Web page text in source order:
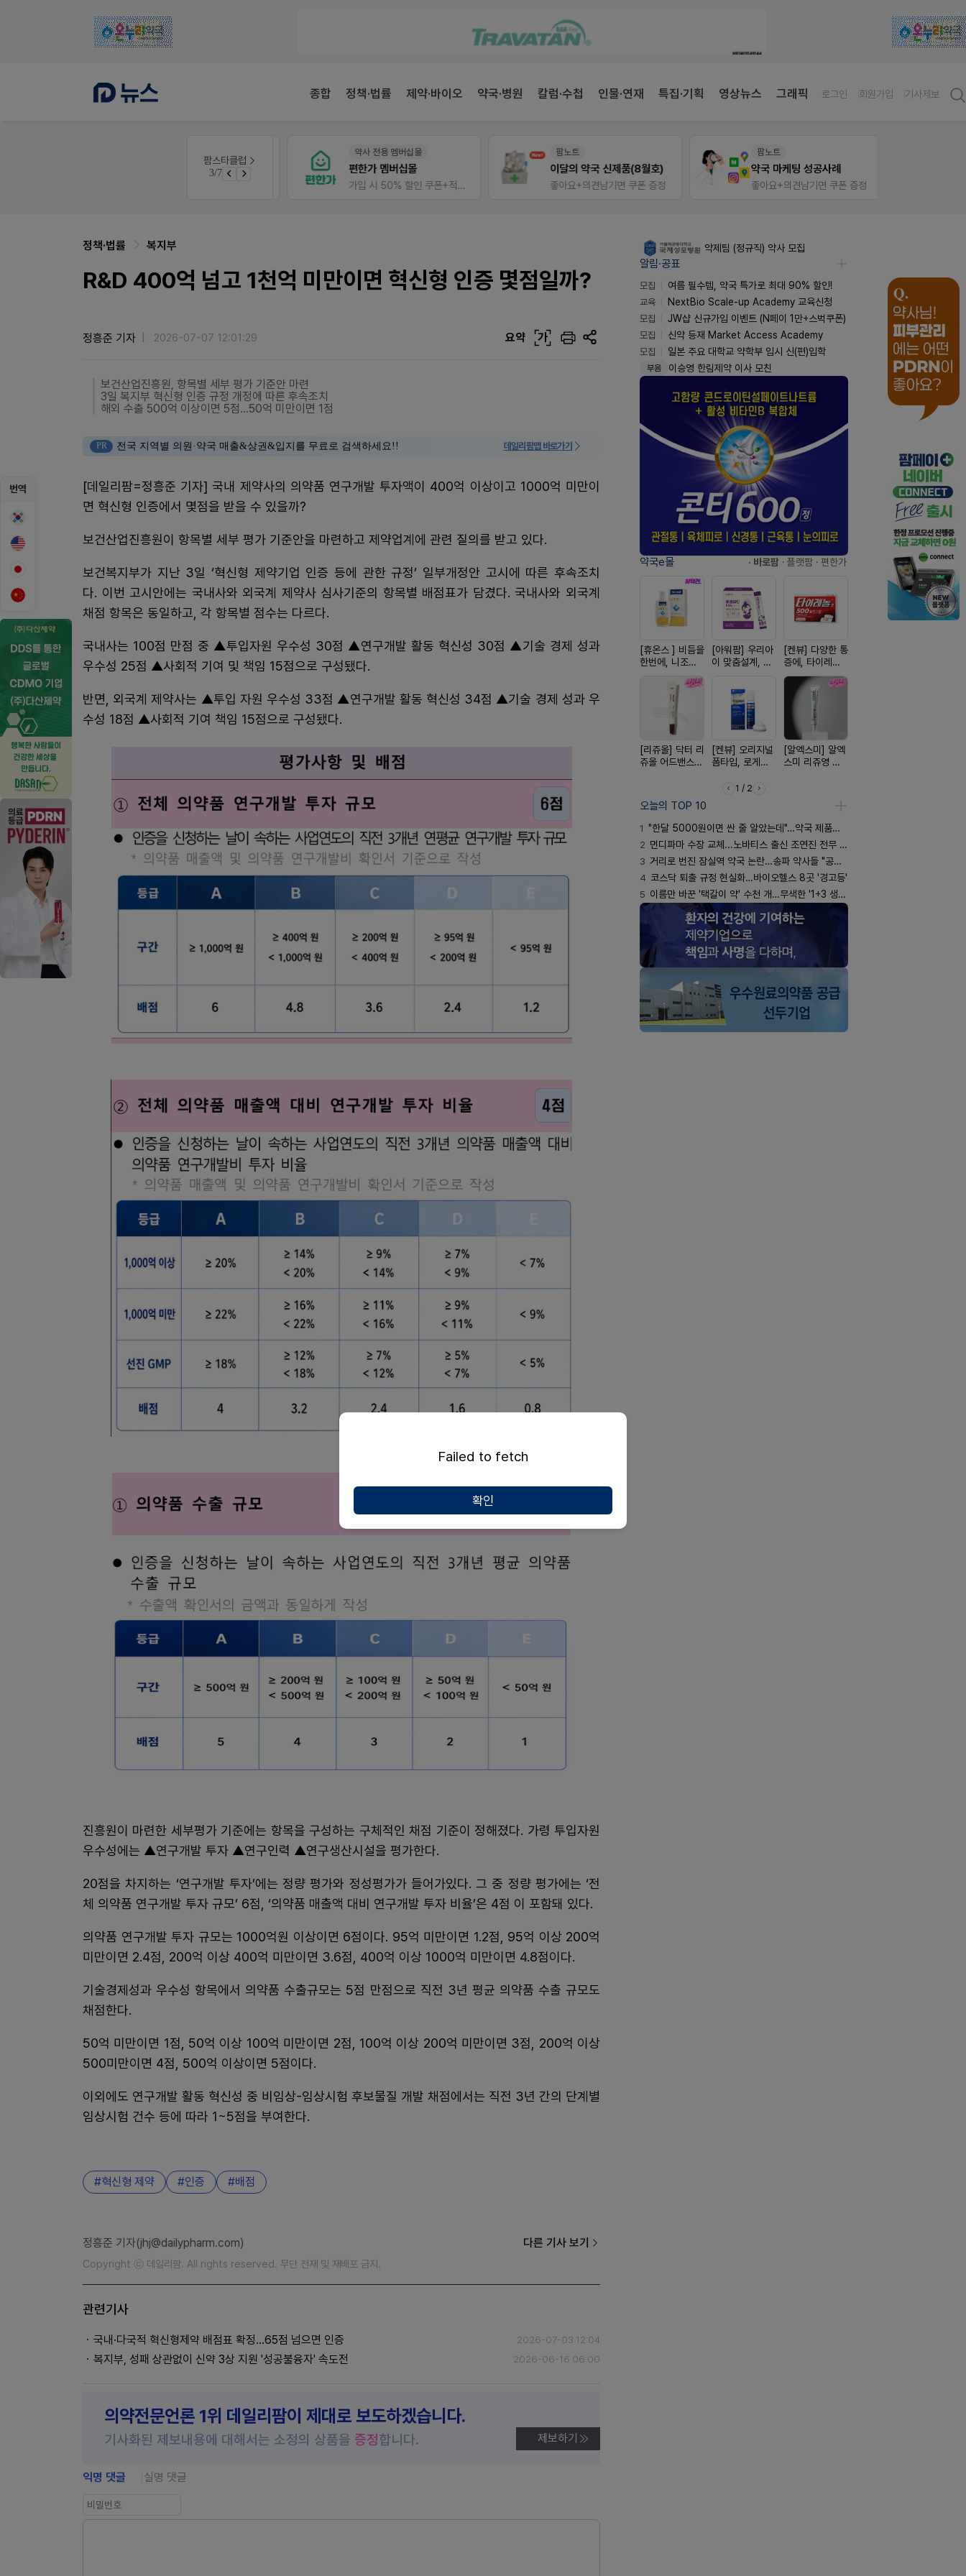
종합 정책·법률 제약·바이오 약국·병원 칼럼·수첩 인물·연재 특집·기획 영상뉴스 그래픽 로그인 회원가입 기사제보
팜스타클럽
3/7
근육통은 오래가니깐!
약사 전용 멤버십몰
편한가 멤버십몰
가입 시 50% 할인 쿠폰+적립금까지!
팜노트
이달의 약국 신제품(8월호)
좋아요+의견남기면 쿠폰 증정
팜노트
약국 마케팅 성공사례
좋아요+의견남기면 쿠폰 증정
번역
정책·법률 복지부
R&D 400억 넘고 1천억 미만이면 혁신형 인증 몇점일까?
정흥준 기자 2026-07-07 12:01:29 요약 가
보건산업진흥원, 항목별 세부 평가 기준안 마련
3일 복지부 혁신형 인증 규정 개정에 따른 후속조치
해외 수출 500억 이상이면 5점...50억 미만이면 1점
PR 전국 지역별 의원·약국 매출&상권&입지를 무료로 검색하세요!! 데일리팜맵 바로가기
[데일리팜=정흥준 기자] 국내 제약사의 의약품 연구개발 투자액이 400억 이상이고 1000억 미만이
면 혁신형 인증에서 몇점을 받을 수 있을까?
보건산업진흥원이 항목별 세부 평가 기준안을 마련하고 제약업계에 관련 질의를 받고 있다.
보건복지부가 지난 3일 ‘혁신형 제약기업 인증 등에 관한 규정’ 일부개정안 고시에 따른 후속조치
다. 이번 고시안에는 국내사와 외국계 제약사 심사기준의 항목별 배점표가 담겼다. 국내사와 외국계
채점 항목은 동일하고, 각 항목별 점수는 다르다.
국내사는 100점 만점 중 ▲투입자원 우수성 30점 ▲연구개발 활동 혁신성 30점 ▲기술 경제 성과
우수성 25점 ▲사회적 기여 및 책임 15점으로 구성됐다.
반면, 외국계 제약사는 ▲투입 자원 우수성 33점 ▲연구개발 활동 혁신성 34점 ▲기술 경제 성과 우
수성 18점 ▲사회적 기여 책임 15점으로 구성됐다.
진흥원이 마련한 세부평가 기준에는 항목을 구성하는 구체적인 채점 기준이 정해졌다. 가령 투입자원
우수성에는 ▲연구개발 투자 ▲연구인력 ▲연구생산시설을 평가한다.
20점을 차지하는 ‘연구개발 투자’에는 정량 평가와 정성평가가 들어가있다. 그 중 정량 평가에는 ‘전
체 의약품 연구개발 투자 규모’ 6점, ‘의약품 매출액 대비 연구개발 투자 비율’은 4점 이 포함돼 있다.
의약품 연구개발 투자 규모는 1000억원 이상이면 6점이다. 95억 미만이면 1.2점, 95억 이상 200억
미만이면 2.4점, 200억 이상 400억 미만이면 3.6점, 400억 이상 1000억 미만이면 4.8점이다.
기술경제성과 우수성 항목에서 의약품 수출규모는 5점 만점으로 직전 3년 평균 의약품 수출 규모도
채점한다.
50억 미만이면 1점, 50억 이상 100억 미만이면 2점, 100억 이상 200억 미만이면 3점, 200억 이상
500미만이면 4점, 500억 이상이면 5점이다.
이외에도 연구개발 활동 혁신성 중 비임상-임상시험 후보물질 개발 채점에서는 직전 3년 간의 단계별
임상시험 건수 등에 따라 1~5점을 부여한다.
혁신형 제약 인증 배점
정흥준 기자(jhj@dailypharm.com) 다른 기사 보기
Copyright ⓒ 데일리팜. All rights reserved. 무단 전재 및 재배포 금지.
관련기사
국내·다국적 혁신형제약 배점표 확정…65점 넘으면 인증 2026-07-03 12:04
복지부, 성패 상관없이 신약 3상 지원 '성공불융자' 속도전 2026-06-16 06:00
의약전문언론 1위 데일리팜이 제대로 보도하겠습니다.
기사화된 제보내용에 대해서는 소정의 상품을 증정합니다. 제보하기
익명 댓글 실명 댓글
약제팀 (정규직) 약사 모집
알림·공표
모집
여름 필수템, 약국 특가로 최대 90% 할인!
교육
NextBio Scale-up Academy 교육신청
모집
JW샵 신규가입 이벤트 (N페이 1만+스벅쿠폰)
모집
신약 등재 Market Access Academy
모집
일본 주요 대학교 약학부 입시 신(편)입학
부음 이승영 한림제약 이사 모친
약국e몰 · 바로팜 · 플랫팜 · 편한가
[휴온스 ] 비듬을
한번에, 니조랄
[아워팜] 우리아
이 맞춤설계, 바
더베리맛
[켄뷰] 다양한 통
증에, 타이레놀
정 500mg 10
[리쥬올] 닥터 리
쥬올 어드밴스드
[켄뷰] 오리지널
폼타입, 로게인
60g
[알엑스미] 알엑
스미 리쥬영 울
1 / 2
오늘의 TOP 10
1 "한달 5000원이면 싼 줄 알았는데"…약국 제품과 비교해보니
2 먼디파마 수장 교체...노바티스 출신 조연진 전무 내정
3 거리로 번진 잠실역 약국 논란…송파 약사들 "공공성 훼손"
4 코스닥 퇴출 규정 현실화…바이오헬스 8곳 '경고등'
5 이름만 바꾼 '택갈이 약' 수천 개…무색한 '1+3 생동'
Failed to fetch
확인